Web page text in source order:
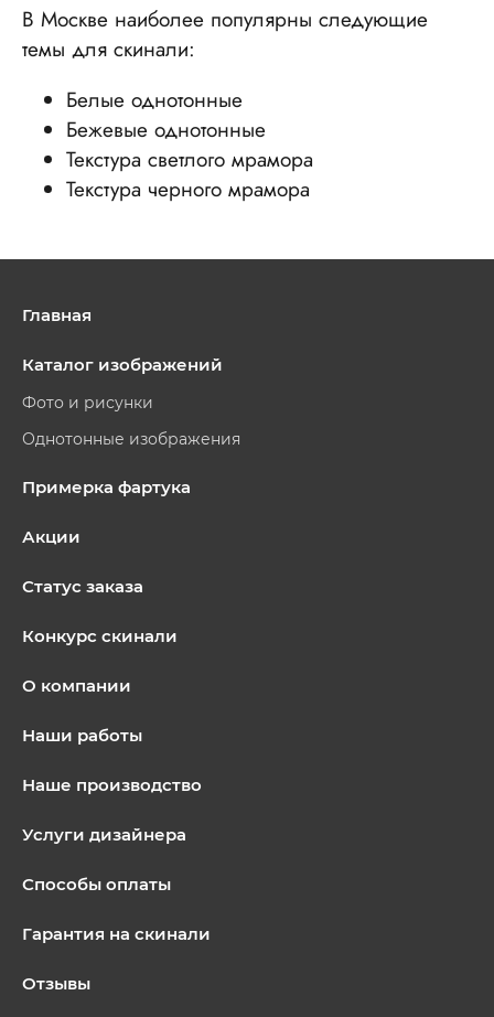
В Москве наиболее популярны следующие
темы для скинали:
Белые однотонные
Бежевые однотонные
Текстура светлого мрамора
Текстура черного мрамора
Главная
Каталог изображений
Фото и рисунки
Однотонные изображения
Примерка фартука
Акции
Статус заказа
Конкурс скинали
О компании
Наши работы
Наше производство
Услуги дизайнера
Способы оплаты
Гарантия на скинали
Отзывы